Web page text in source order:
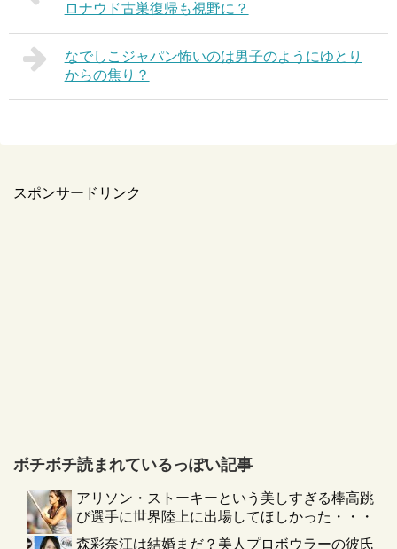
ロナウド古巣復帰も視野に？
なでしこジャパン怖いのは男子のようにゆとり
からの焦り？
スポンサードリンク
ボチボチ読まれているっぽい記事
アリソン・ストーキーという美しすぎる棒高跳
び選手に世界陸上に出場してほしかった・・・
森彩奈江は結婚まだ？美人プロボウラーの彼氏